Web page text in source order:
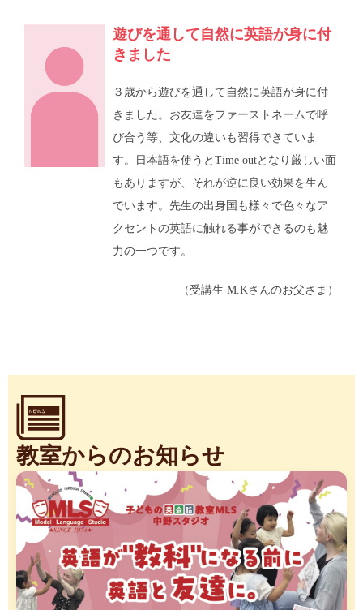
遊びを通して自然に英語が身に付
きました
３歳から遊びを通して自然に英語が身に付
きました。お友達をファーストネームで呼
び合う等、文化の違いも習得できていま
す。日本語を使うとTime outとなり厳しい面
もありますが、それが逆に良い効果を生ん
でいます。先生の出身国も様々で色々なア
クセントの英語に触れる事ができるのも魅
力の一つです。
（受講生 M.Kさんのお父さま）
教室からのお知らせ